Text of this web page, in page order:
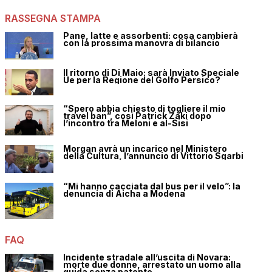
RASSEGNA STAMPA
Pane, latte e assorbenti: cosa cambierà
con la prossima manovra di bilancio
Il ritorno di Di Maio: sarà Inviato Speciale
Ue per la Regione del Golfo Persico?
“Spero abbia chiesto di togliere il mio
travel ban”, così Patrick Zaki dopo
l’incontro tra Meloni e al-Sisi
Morgan avrà un incarico nel Ministero
della Cultura, l’annuncio di Vittorio Sgarbi
“Mi hanno cacciata dal bus per il velo”: la
denuncia di Aicha a Modena
FAQ
Incidente stradale all’uscita di Novara:
morte due donne, arrestato un uomo alla